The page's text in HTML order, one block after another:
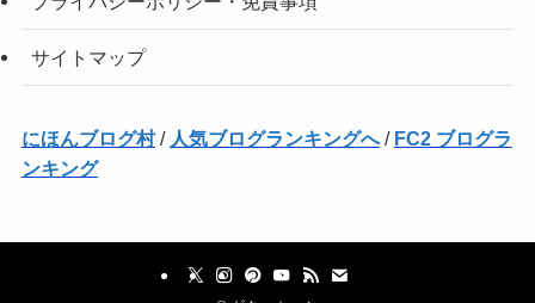
サイトマップ
にほんブログ村/ 人気ブログランキングへ/ FC2 ブログラ
ンキング